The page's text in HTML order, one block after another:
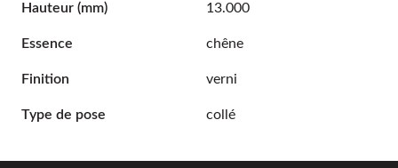
Hauteur (mm) 13.000
Essence chêne
Finition verni
Type de pose collé